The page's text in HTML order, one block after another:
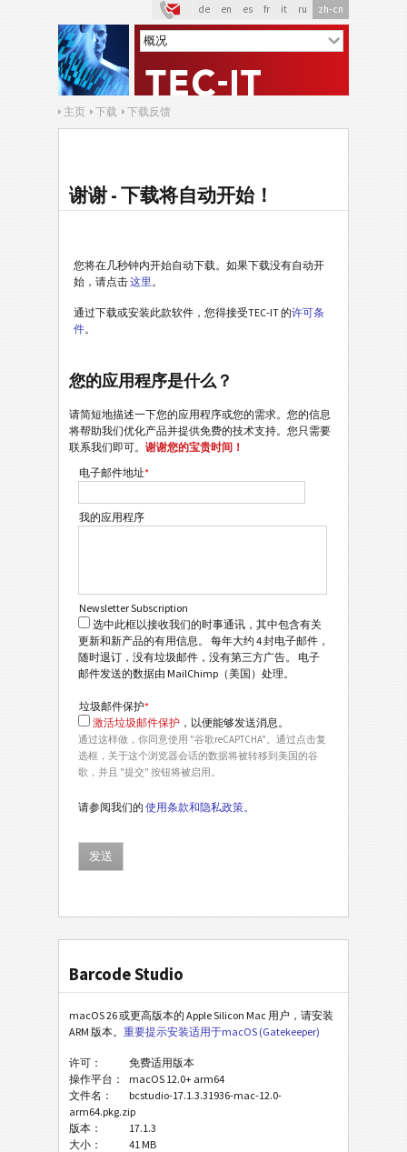
de en es fr it ru zh-cn
主页 下载 下载反馈
谢谢 - 下载将自动开始！
您将在几秒钟内开始自动下载。如果下载没有自动开
始，请点击这里。
通过下载或安装此款软件，您得接受TEC-IT 的许可条
件。
您的应用程序是什么？
请简短地描述一下您的应用程序或您的需求。您的信息
将帮助我们优化产品并提供免费的技术支持。您只需要
联系我们即可。 谢谢您的宝贵时间！
电子邮件地址*
我的应用程序
Newsletter Subscription
选中此框以接收我们的时事通讯，其中包含有关
更新和新产品的有用信息。 每年大约 4 封电子邮件，
随时退订，没有垃圾邮件，没有第三方广告。 电子
邮件发送的数据由 MailChimp（美国）处理。
垃圾邮件保护*
激活垃圾邮件保护 ，以便能够发送消息。
通过这样做，你同意使用 "谷歌reCAPTCHA"。通过点击复
选框，关于这个浏览器会话的数据将被转移到美国的谷
歌，并且 "提交" 按钮将被启用。
请参阅我们的 使用条款和隐私政策。
Barcode Studio
macOS 26 或更高版本的 Apple Silicon Mac 用户，请安装
ARM 版本。 重要提示安装适用于macOS (Gatekeeper)
许可：
免费适用版本
操作平台：
macOS 12.0+ arm64
文件名：
bcstudio-17.1.3.31936-mac-12.0-
arm64.pkg.zip
版本：
17.1.3
大小：
41 MB